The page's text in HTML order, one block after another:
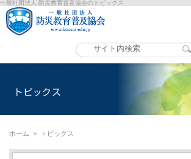
一般社団法人 防災教育普及協会のトピックス
ホーム > トピックス